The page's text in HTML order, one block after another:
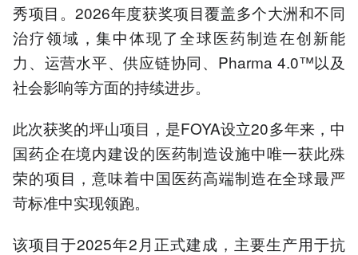
秀项目。2026年度获奖项目覆盖多个大洲和不同
治疗领域，集中体现了全球医药制造在创新能
力、运营水平、供应链协同、Pharma 4.0™以及
社会影响等方面的持续进步。
此次获奖的坪山项目，是FOYA设立20多年来，中
国药企在境内建设的医药制造设施中唯一获此殊
荣的项目，意味着中国医药高端制造在全球最严
苛标准中实现领跑。
该项目于2025年2月正式建成，主要生产用于抗